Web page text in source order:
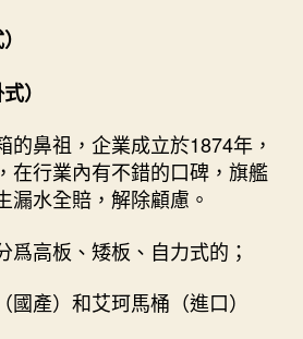
）
的鼻祖，企業成立於1874年，
在行業內有不錯的口碑，旗艦
漏水全賠，解除顧慮。
爲高板、矮板、自力式的；
產）和艾珂馬桶（進口）